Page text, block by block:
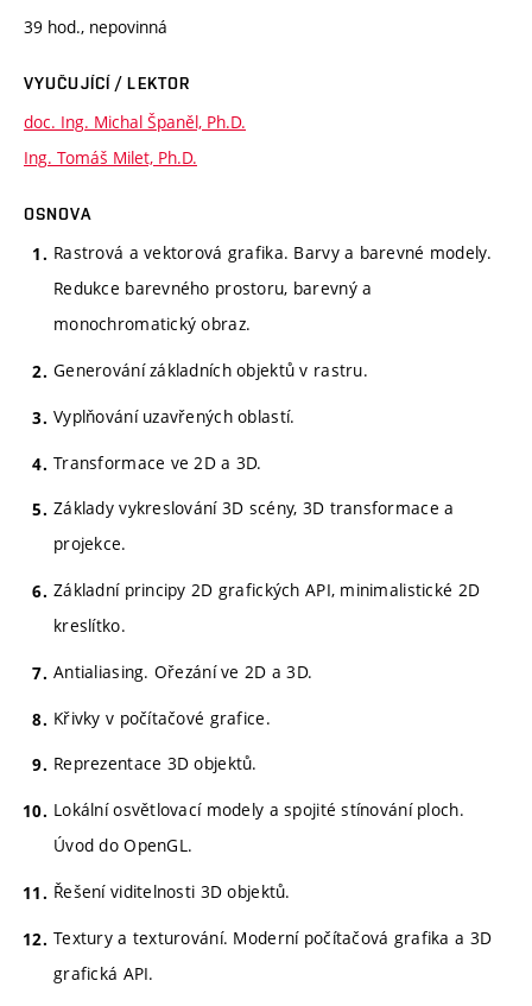
39 hod., nepovinná
VYUČUJÍCÍ / LEKTOR
doc. Ing. Michal Španěl, Ph.D.
Ing. Tomáš Milet, Ph.D.
OSNOVA
Rastrová a vektorová grafika. Barvy a barevné modely.
Redukce barevného prostoru, barevný a
monochromatický obraz.
Generování základních objektů v rastru.
Vyplňování uzavřených oblastí.
Transformace ve 2D a 3D.
Základy vykreslování 3D scény, 3D transformace a
projekce.
Základní principy 2D grafických API, minimalistické 2D
kreslítko.
Antialiasing. Ořezání ve 2D a 3D.
Křivky v počítačové grafice.
Reprezentace 3D objektů.
Lokální osvětlovací modely a spojité stínování ploch.
Úvod do OpenGL.
Řešení viditelnosti 3D objektů.
Textury a texturování. Moderní počítačová grafika a 3D
grafická API.